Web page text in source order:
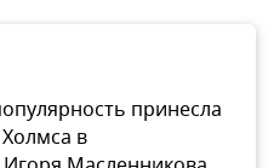
принесла
в